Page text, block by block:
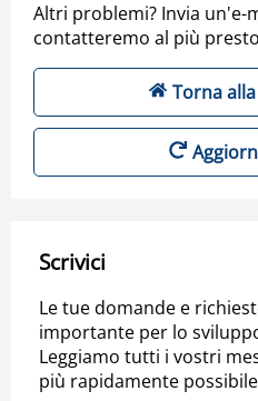
Altri problemi? Invia un'e-
contatteremo al più
Torna
Scrivici
Le tue domande e
importante per lo
Leggiamo tutti i vostri
più rapidamente